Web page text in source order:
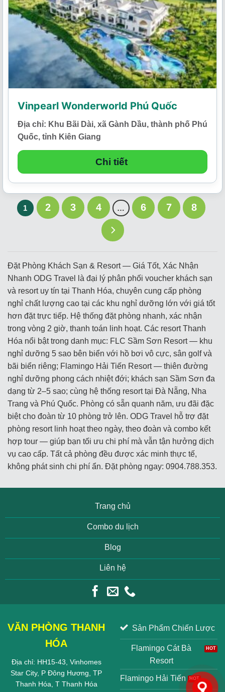
Vinpearl Wonderworld Phú Quốc
Địa chỉ: Khu Bãi Dài, xã Gành Dầu, thành phố Phú
Quốc, tỉnh Kiên Giang
Chi tiết
1 2 3 4 … 6 7 8
Đặt Phòng Khách Sạn & Resort — Giá Tốt, Xác Nhận
Nhanh ODG Travel là đại lý phân phối voucher khách sạn
và resort uy tín tại Thanh Hóa, chuyên cung cấp phòng
nghỉ chất lượng cao tại các khu nghỉ dưỡng lớn với giá tốt
hơn đặt trực tiếp. Hệ thống đặt phòng nhanh, xác nhận
trong vòng 2 giờ, thanh toán linh hoạt. Các resort Thanh
Hóa nổi bật trong danh mục: FLC Sầm Sơn Resort — khu
nghỉ dưỡng 5 sao bên biển với hồ bơi vô cực, sân golf và
bãi biển riêng; Flamingo Hải Tiến Resort — thiên đường
nghỉ dưỡng phong cách nhiệt đới; khách sạn Sầm Sơn đa
dạng từ 2–5 sao; cùng hệ thống resort tại Đà Nẵng, Nha
Trang và Phú Quốc. Phòng có sẵn quanh năm, ưu đãi đặc
biệt cho đoàn từ 10 phòng trở lên. ODG Travel hỗ trợ đặt
phòng resort linh hoạt theo ngày, theo đoàn và combo kết
hợp tour — giúp bạn tối ưu chi phí mà vẫn tận hưởng dịch
vụ cao cấp. Tất cả phòng đều được xác minh thực tế,
không phát sinh chi phí ẩn. Đặt phòng ngay: 0904.788.353.
Trang chủ
Combo du lịch
Blog
Liên hệ
VĂN PHÒNG THANH
HÓA
Địa chỉ: HH15-43, Vinhomes
Star City, P Đông Hương, TP
Thanh Hóa, T Thanh Hóa
Sản Phẩm Chiến Lược
Flamingo Cát Bà
Resort
Flamingo Hải Tiến